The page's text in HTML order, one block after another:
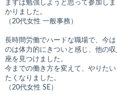
まずは勉強しようと思って参加し
かりました。
（20代女性 一般事務）
長時間労働でハードな職場で、今
のは体力的にきついと感じ、他の
座を見つけました。
今までの働き方を変えて、やりた
たくなりました。
（20代女性 SE）